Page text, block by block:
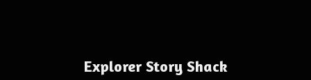
Explorer Story Shack